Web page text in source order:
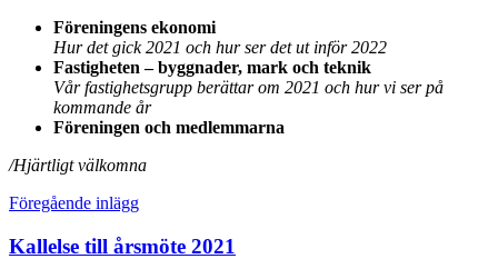
Föreningens ekonomi
Hur det gick 2021 och hur ser det ut inför 2022
Fastigheten – byggnader, mark och teknik
Vår fastighetsgrupp berättar om 2021 och hur vi ser på
kommande år
Föreningen och medlemmarna
/Hjärtligt välkomna
Inläggsnavigering
Föregående inlägg
Kallelse till årsmöte 2021